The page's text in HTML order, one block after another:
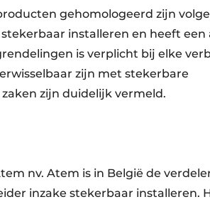
gehomologeerd zijn
stekerbaar installeren en heeft een
is verplicht bij elke
zijn met stekerbare
zijn duidelijk vermeld.
nv. Atem is in België de
inzake stekerbaar installeren.